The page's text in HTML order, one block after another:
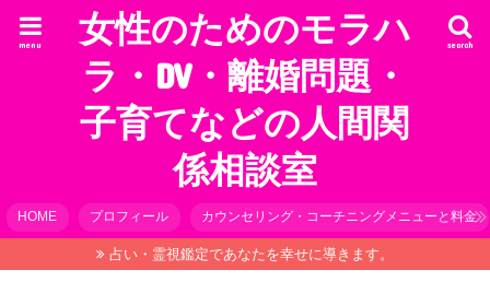
女性のためのモラハ
ラ・DV・離婚問題・
子育てなどの人間関
係相談室
search
menu
HOME プロフィール カウンセリング・コーチニングメニューと料金
占い・霊視鑑定であなたを幸せに導きます。